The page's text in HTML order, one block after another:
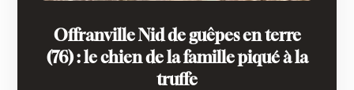
Offranville Nid de guêpes en terre
(76) : le chien de la famille piqué à la
truffe